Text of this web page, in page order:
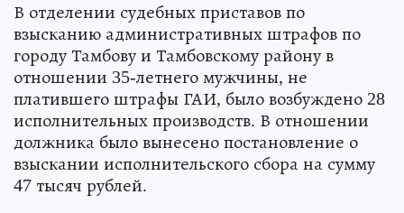
В отделении судебных приставов по
взысканию административных штрафов по
городу Тамбову и Тамбовскому району в
отношении 35-летнего мужчины, не
платившего штрафы ГАИ, было возбуждено 28
исполнительных производств. В отношении
должника было вынесено постановление о
взыскании исполнительского сбора на сумму
47 тысяч рублей.